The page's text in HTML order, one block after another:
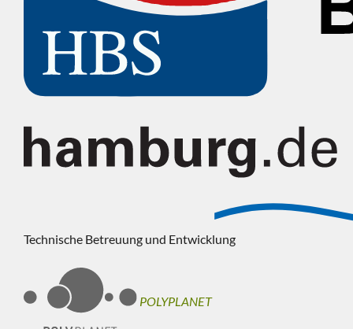
Technische Betreuung und Entwicklung
POLYPLANET